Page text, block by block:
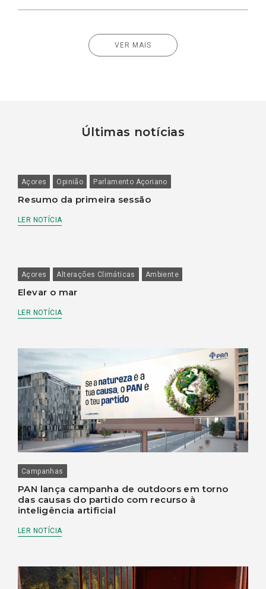
VER MAIS
Últimas notícias
Açores Opinião Parlamento Açoriano
Resumo da primeira sessão
LER NOTÍCIA
Açores Alterações Climáticas Ambiente
Elevar o mar
LER NOTÍCIA
Campanhas
PAN lança campanha de outdoors em torno
das causas do partido com recurso à
inteligência artificial
LER NOTÍCIA